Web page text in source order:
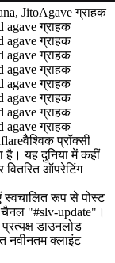
JitoAgave ग्राहक
agave ग्राहक
agave ग्राहक
agave ग्राहक
agave ग्राहक
agave ग्राहक
agave ग्राहक
agave ग्राहक
agave ग्राहक
प्रॉक्सी
है। यह दुनिया में कहीं
ऑपरेटिंग
स्वचालित रूप से पोस्ट
चैनल "#slv-update"।
डाउनलोड
नवीनतम क्लाइंट